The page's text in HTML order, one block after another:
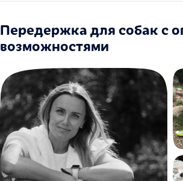
Передержка для собак с
возможностями